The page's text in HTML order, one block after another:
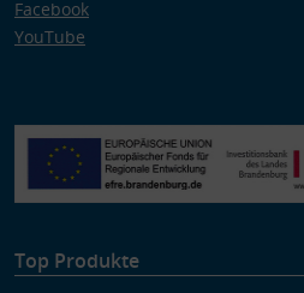
Facebook
YouTube
Top Produkte